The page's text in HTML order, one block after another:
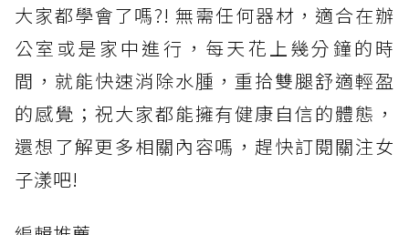
大家都學會了嗎?! 無需任何器材，適合在辦
公室或是家中進行，每天花上幾分鐘的時
間，就能快速消除水腫，重拾雙腿舒適輕盈
的感覺；祝大家都能擁有健康自信的體態，
還想了解更多相關內容嗎，趕快訂閱關注女
子漾吧!